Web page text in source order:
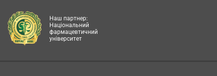
Наш партнер:
Національний
фармацевтичний
університет